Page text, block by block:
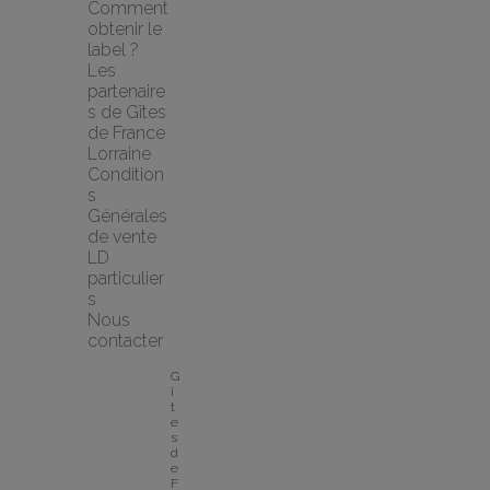
Comment
obtenir le
label ?
Les
partenaire
s de Gîtes
de France
Lorraine
Condition
s
Générales
de vente
LD
particulier
s
Nous
contacter
G
î
t
e
s
d
e
F